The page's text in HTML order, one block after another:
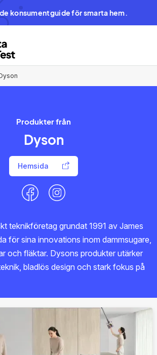
konsumentguide för smarta hem.
Produkter från
Dyson
Hemsida
teknikföretag grundat 1991 av James
för sina innovations inom dammsugare,
och fläktar. Dysons produkter utärker
bladlös design och stark fokus på